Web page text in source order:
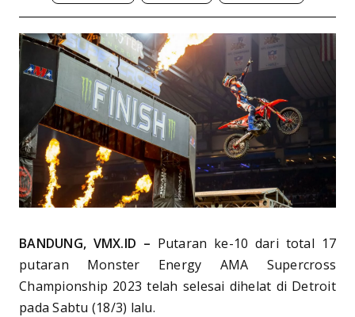
BANDUNG, VMX.ID – Putaran ke-10 dari total 17
putaran Monster Energy AMA Supercross
Championship 2023 telah selesai dihelat di Detroit
pada Sabtu (18/3) lalu.